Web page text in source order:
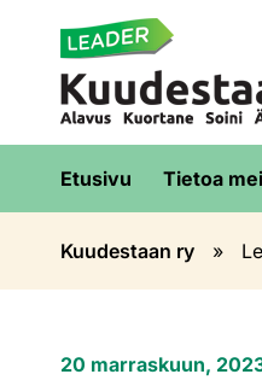
Etusivu Tietoa
Kuudestaan ry »
20 marraskuun,